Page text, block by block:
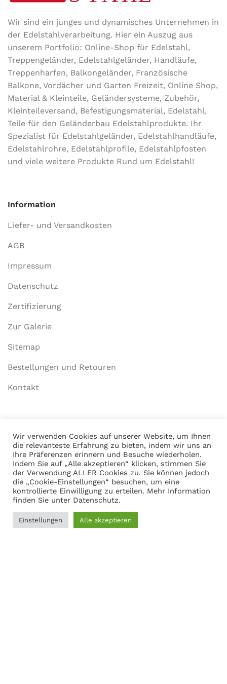
Wir sind ein junges und dynamisches Unternehmen in
der Edel­stahl­ver­arbeitung. Hier ein Auszug aus
unserem Portfolio: Online-Shop für Edelstahl,
Treppengeländer, Edelstahlgeländer, Handläufe,
Treppenharfen, Balkongeländer, Französische
Balkone, Vordächer und Garten Freizeit, Online Shop,
Material & Kleinteile, Geländersysteme, Zubehör,
Kleinteileversand, Befestigungsmaterial, Edelstahl,
Teile für den Geländerbau Edelstahlprodukte. Ihr
Spezialist für Edelstahlgeländer, Edelstahlhandläufe,
Edelstahlrohre, Edelstahlprofile, Edelstahlpfosten
und viele weitere Produkte Rund um Edelstahl!
Information
Liefer- und Versandkosten
AGB
Impressum
Datenschutz
Zertifizierung
Zur Galerie
Sitemap
Bestellungen und Retouren
Kontakt
Anmelden
Warenkorb anzeigen
Adresse
Martin Gasch
Wir verwenden Cookies auf unserer Website, um Ihnen
die relevanteste Erfahrung zu bieten, indem wir uns an
Ihre Präferenzen erinnern und Besuche wiederholen.
Indem Sie auf „Alle akzeptieren“ klicken, stimmen Sie
der Verwendung ALLER Cookies zu. Sie können jedoch
die „Cookie-Einstellungen“ besuchen, um eine
kontrollierte Einwilligung zu erteilen. Mehr Information
finden Sie unter Datenschutz.
Einstellungen Alle akzeptieren